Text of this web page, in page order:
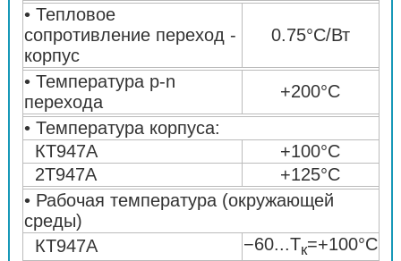
• Тепловое
сопротивление переход -
корпус
0.75°C/Вт
• Температура p-n
перехода
+200°C
• Температура корпуса:
КТ947А
+100°C
2Т947А
+125°C
• Рабочая температура (окружающей
среды)
КТ947А
−60...Tк=+100°C